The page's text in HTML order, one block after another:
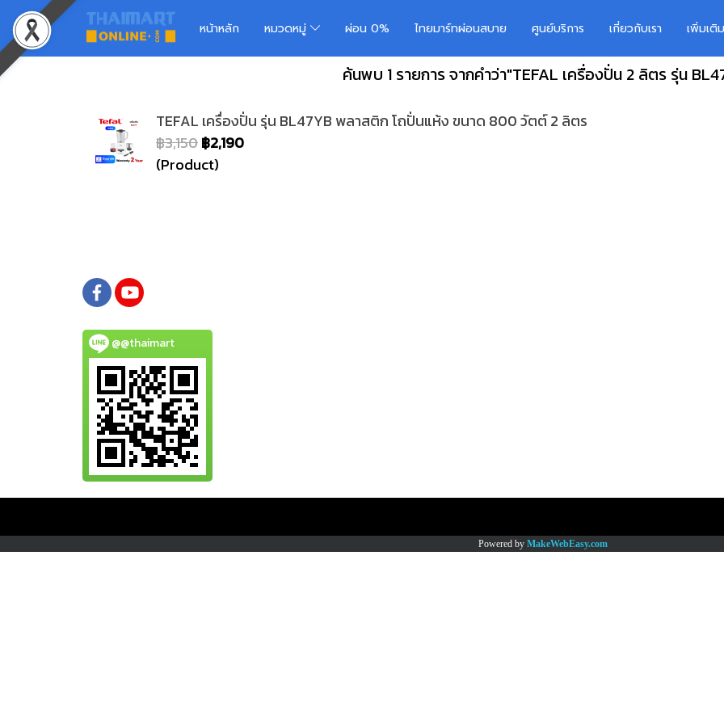
หน้าหลัก หมวดหมู่ ผ่อน 0% ไทยมาร์ทผ่อนสบาย ศูนย์บริการ เกี่ยวกับเรา เพิ่มเติม
ค้นพบ 1 รายการ จากคำว่า"TEFAL เครื่องปั่น 2 ลิตร รุ่น
TEFAL เครื่องปั่น รุ่น BL47YB พลาสติก โถปั่นแห้ง ขนาด 800 วัตต์ 2 ลิตร
฿3,150฿2,190
(Product)
@@thaimart
Powered by MakeWebEasy.com